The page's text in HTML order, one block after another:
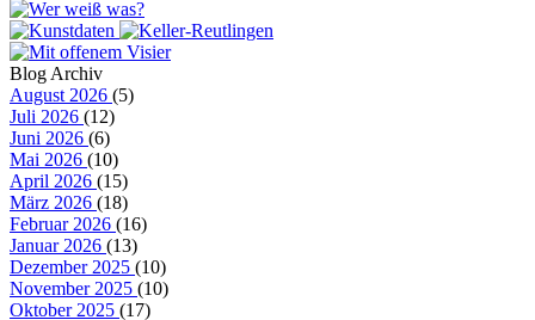
Blog Archiv
August 2026 (5)
Juli 2026 (12)
Juni 2026 (6)
Mai 2026 (10)
April 2026 (15)
März 2026 (18)
Februar 2026 (16)
Januar 2026 (13)
Dezember 2025 (10)
November 2025 (10)
Oktober 2025 (17)